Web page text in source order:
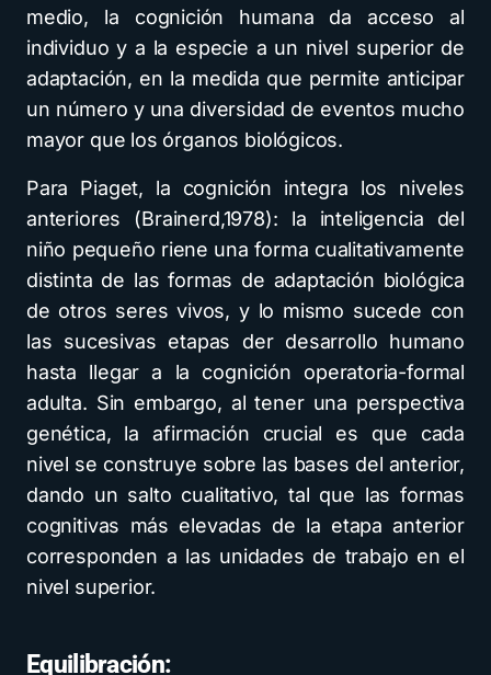
medio, la cognición humana da acceso al
individuo y a la especie a un nivel superior de
adaptación, en la medida que permite anticipar
un número y una diversidad de eventos mucho
mayor que los órganos biológicos.
Para Piaget, la cognición integra los niveles
anteriores (Brainerd,1978): la inteligencia del
niño pequeño riene una forma cualitativamente
distinta de las formas de adaptación biológica
de otros seres vivos, y lo mismo sucede con
las sucesivas etapas der desarrollo humano
hasta llegar a la cognición operatoria-formal
adulta. Sin embargo, al tener una perspectiva
genética, la afirmación crucial es que cada
nivel se construye sobre las bases del anterior,
dando un salto cualitativo, tal que las formas
cognitivas más elevadas de la etapa anterior
corresponden a las unidades de trabajo en el
nivel superior.
Equilibración: